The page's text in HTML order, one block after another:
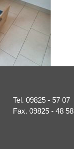
Tel. 09825 - 57 07
Fax. 09825 - 48 58